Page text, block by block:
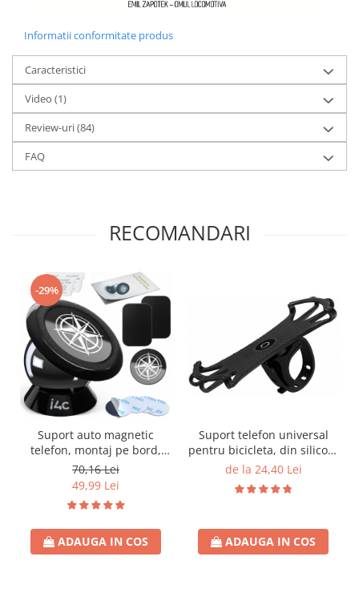
Informatii conformitate produs
Caracteristici
Video (1)
Review-uri(84)
FAQ
RECOMANDARI
-29%
Suport auto magnetic
telefon, montaj pe bord,
rotire 360, Universal,
ajustabil orice directie si
compatibil cu orice model
de telefon mobil, adeziv
3M, kit complet reinstalare
inclus
70,16 Lei
49,99 Lei
ADAUGA IN COS
Suport telefon universal
pentru bicicleta, din silicon,
rotativ 360⁰, montaj pe
ghidon, compatibil
bicicleta, carut, trotineta,
de la 24,40 Lei
ADAUGA IN COS